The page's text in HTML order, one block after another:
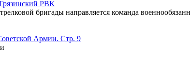
РВК
бригады направляется команда
Армии. Стр. 9